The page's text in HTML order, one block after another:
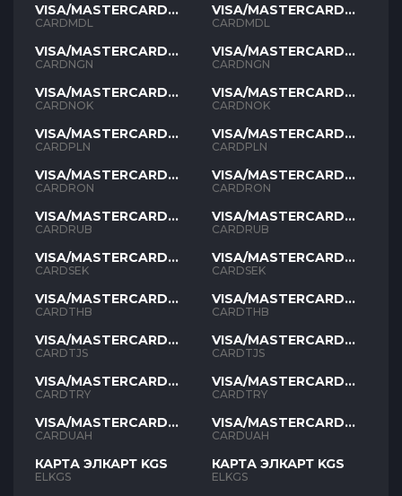
VISA/MASTERCARD
MDL
CARDMDL
VISA/MASTERCARD
NGN
CARDNGN
VISA/MASTERCARD
NOK
CARDNOK
VISA/MASTERCARD
PLN
CARDPLN
VISA/MASTERCARD
RON
CARDRON
VISA/MASTERCARD
RUB
CARDRUB
VISA/MASTERCARD
SEK
CARDSEK
VISA/MASTERCARD
THB
CARDTHB
VISA/MASTERCARD
TJS
CARDTJS
VISA/MASTERCARD
TYR
CARDTRY
VISA/MASTERCARD
UAH
CARDUAH
КАРТА ЭЛКАРТ KGS
ELKGS
VISA/MASTERCARD
MDL
CARDMDL
VISA/MASTERCARD
NGN
CARDNGN
VISA/MASTERCARD
NOK
CARDNOK
VISA/MASTERCARD
PLN
CARDPLN
VISA/MASTERCARD
RON
CARDRON
VISA/MASTERCARD
RUB
CARDRUB
VISA/MASTERCARD
SEK
CARDSEK
VISA/MASTERCARD
THB
CARDTHB
VISA/MASTERCARD
TJS
CARDTJS
VISA/MASTERCARD
TYR
CARDTRY
VISA/MASTERCARD
UAH
CARDUAH
КАРТА ЭЛКАРТ KGS
ELKGS